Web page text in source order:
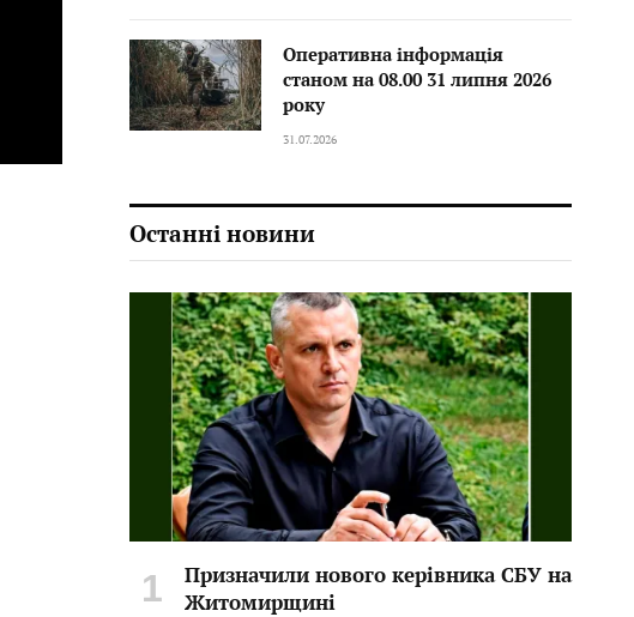
Оперативна інформація
станом на 08.00 31 липня 2026
року
31.07.2026
Останні новини
Призначили нового керівника СБУ на
Житомирщині